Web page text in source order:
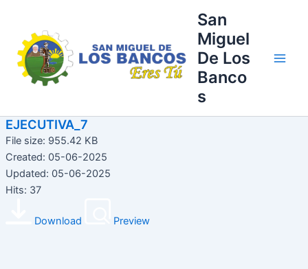
contenido
San
Miguel
De Los
Banco
s
EJECUTIVA_7
File size: 955.42 KB
Created: 05-06-2025
Updated: 05-06-2025
Hits: 37
Download Preview